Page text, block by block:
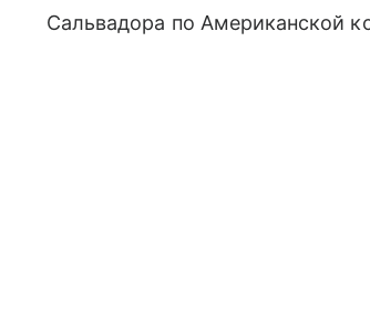
Сальвадора по Американской